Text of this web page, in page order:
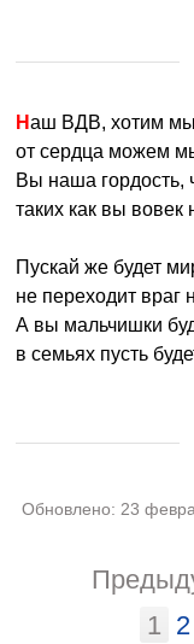
Наш ВДВ, хотим
от сердца можем
Вы наша гордость,
таких как вы вовек
Пускай же будет
не переходит враг
А вы мальчишки
в семьях пусть
Обновлено: 23
1 2